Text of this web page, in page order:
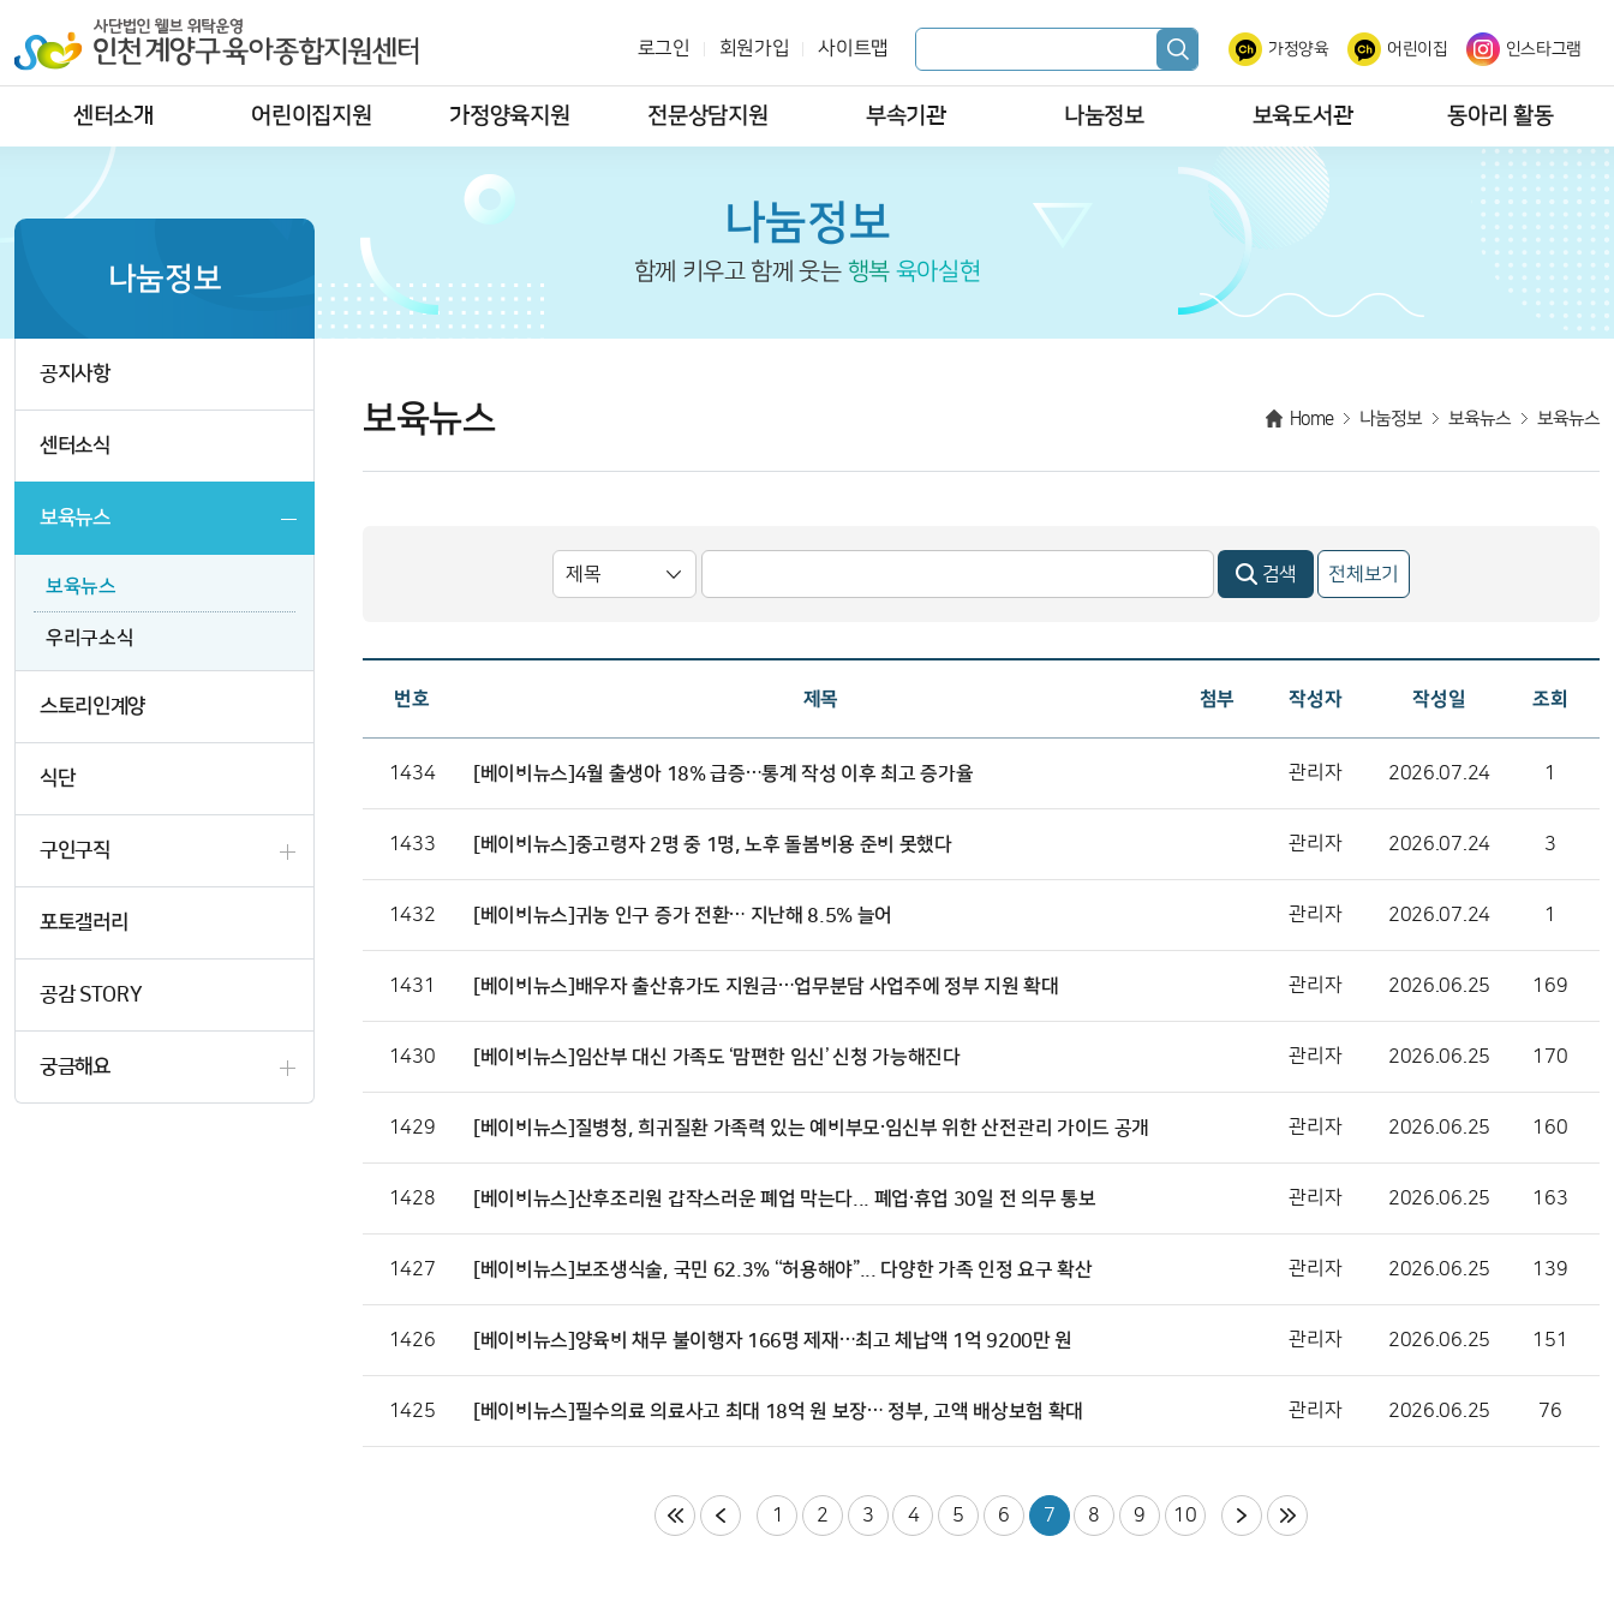
로그인 회원가입 사이트맵 가정양육 어린이집 인스타그램
센터소개 어린이집지원 가정양육지원 전문상담지원 부속기관 나눔정보 보육도서관 동아리 활동
나눔정보
함께 키우고 함께 웃는 행복 육아실현
나눔정보
공지사항
센터소식
보육뉴스
보육뉴스
우리구소식
스토리인계양
식단
구인구직
포토갤러리
공감 STORY
궁금해요
보육뉴스 Home 나눔정보 보육뉴스 보육뉴스
검색 전체보기
번호 제목 첨부 작성자 작성일 조회
1434 [베이비뉴스]4월 출생아 18% 급증…통계 작성 이후 최고 증가율 관리자 2026.07.24 1
1433 [베이비뉴스]중고령자 2명 중 1명, 노후 돌봄비용 준비 못했다 관리자 2026.07.24 3
1432 [베이비뉴스]귀농 인구 증가 전환… 지난해 8.5% 늘어 관리자 2026.07.24 1
1431 [베이비뉴스]배우자 출산휴가도 지원금…업무분담 사업주에 정부 지원 확대 관리자 2026.06.25 169
1430 [베이비뉴스]임산부 대신 가족도 ‘맘편한 임신’ 신청 가능해진다 관리자 2026.06.25 170
1429 [베이비뉴스]질병청, 희귀질환 가족력 있는 예비부모·임신부 위한 산전관리 가이드 공개 관리자 2026.06.25 160
1428 [베이비뉴스]산후조리원 갑작스러운 폐업 막는다... 폐업·휴업 30일 전 의무 통보 관리자 2026.06.25 163
1427 [베이비뉴스]보조생식술, 국민 62.3% “허용해야”... 다양한 가족 인정 요구 확산 관리자 2026.06.25 139
1426 [베이비뉴스]양육비 채무 불이행자 166명 제재…최고 체납액 1억 9200만 원 관리자 2026.06.25 151
1425 [베이비뉴스]필수의료 의료사고 최대 18억 원 보장… 정부, 고액 배상보험 확대 관리자 2026.06.25 76
1 2 3 4 5 6 7 8 9 10